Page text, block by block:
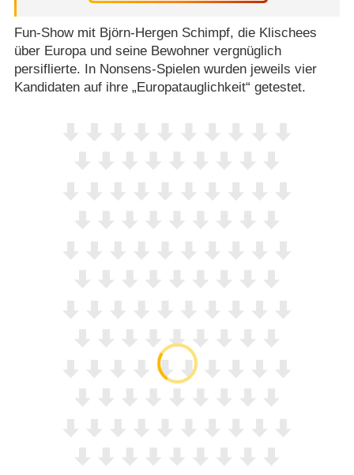
Fun-Show mit Björn-Hergen Schimpf, die Klischees
über Europa und seine Bewohner vergnüglich
persiflierte. In Nonsens-Spielen wurden jeweils vier
Kandidaten auf ihre „Europatauglichkeit“ getestet.